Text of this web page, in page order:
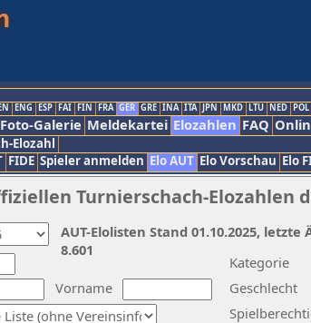
ENG ESP FAI FIN FRA GER GRE INA ITA JPN MKD LTU NED POL
Foto-Galerie Meldekartei Elozahlen FAQ
Elozahl
FIDE Spieler anmelden Elo AUT Elo Vorschau Elo
Turnierschach-Elozahlen
Vorname
Kategorie
Geschlecht
AUT-Elolisten Stand 01.10.2025,
8.601